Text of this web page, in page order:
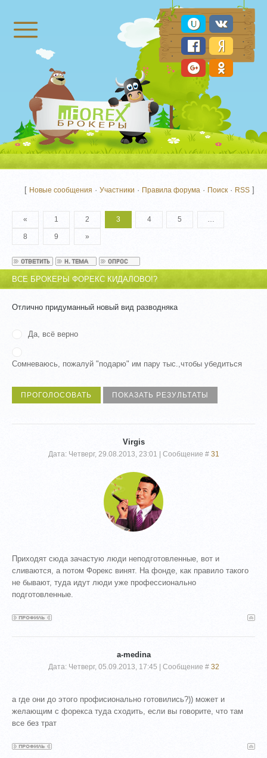
Брокеры Форекс
[ Новые сообщения ·Участники · Правила форума · Поиск · RSS ]
« 1 2 3 4 5
8 9 »
ВСЕ БРОКЕРЫ ФОРЕКС КИДАЛОВО!?
Отлично придуманный новый вид разводняка
Да, всё верно
Сомневаюсь, пожалуй "подарю" им пару тыс.,чтобы убедиться
Virgis
Дата: Четверг, 29.08.2013, 23:01 | Сообщение # 31
Приходят сюда зачастую люди неподготовленные, вот и
сливаются, а потом Форекс винят. На фонде, как правило такого
не бывают, туда идут люди уже профессионально
подготовленные.
a-medina
Дата: Четверг, 05.09.2013, 17:45 | Сообщение # 32
а где они до этого профисионально готовились?)) может и
желающим с форекса туда сходить, если вы говорите, что там
все без трат